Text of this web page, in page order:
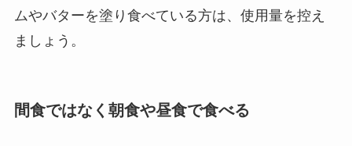
ムやバターを塗り食べている方は、使用量を控え
ましょう。
間食ではなく朝食や昼食で食べる